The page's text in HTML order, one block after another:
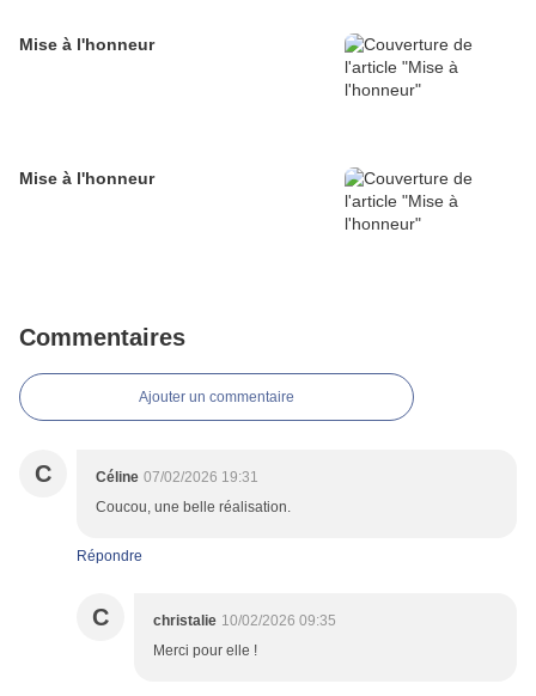
Mise à l'honneur
Mise à l'honneur
Commentaires
Ajouter un commentaire
C Céline 07/02/2026 19:31
Coucou, une belle réalisation.
Répondre
C christalie 10/02/2026 09:35
Merci pour elle !